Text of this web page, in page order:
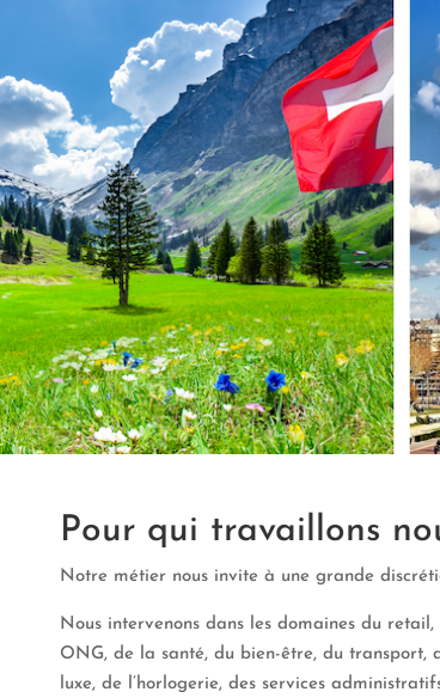
Pour qui travaillons
Notre métier nous invite à une grande
Nous intervenons dans les domaines du
ONG, de la santé, du bien-être, du transport,
luxe, de l’horlogerie, des services